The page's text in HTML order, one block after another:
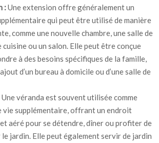
:Une extension offre généralement un
qui peut être utilisé de manière
comme une nouvelle chambre, une salle de
cuisine ou un salon. Elle peut être conçue
à des besoins spécifiques de la famille,
d’un bureau à domicile ou d’une salle de
Une véranda est souvent utilisée comme
vie supplémentaire, offrant un endroit
aéré pour se détendre, dîner ou profiter de
le jardin. Elle peut également servir de jardin